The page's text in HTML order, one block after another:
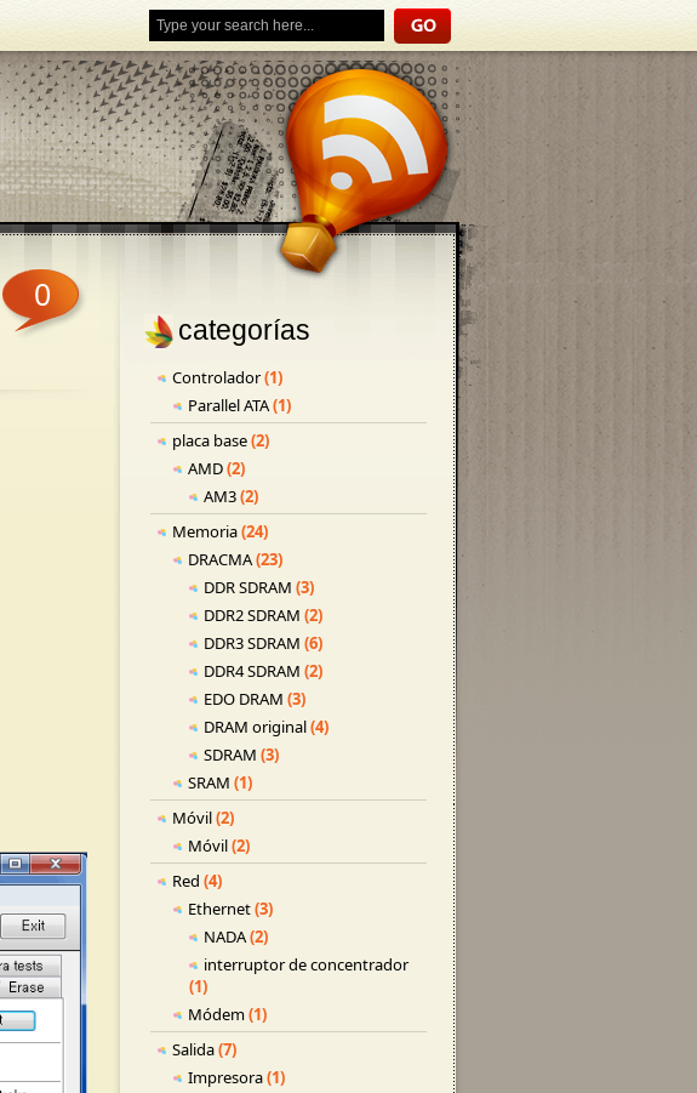
0
categorías
Controlador(1)
Parallel ATA(1)
placa base(2)
AMD(2)
AM3(2)
Memoria(24)
DRACMA(23)
DDR SDRAM (3)
DDR2 SDRAM (2)
DDR3 SDRAM (6)
DDR4 SDRAM (2)
EDO DRAM (3)
DRAM original(4)
SDRAM (3)
SRAM (1)
Móvil(2)
Móvil(2)
Red (4)
Ethernet(3)
NADA(2)
interruptor de concentrador
(1)
Módem(1)
Salida(7)
Impresora(1)